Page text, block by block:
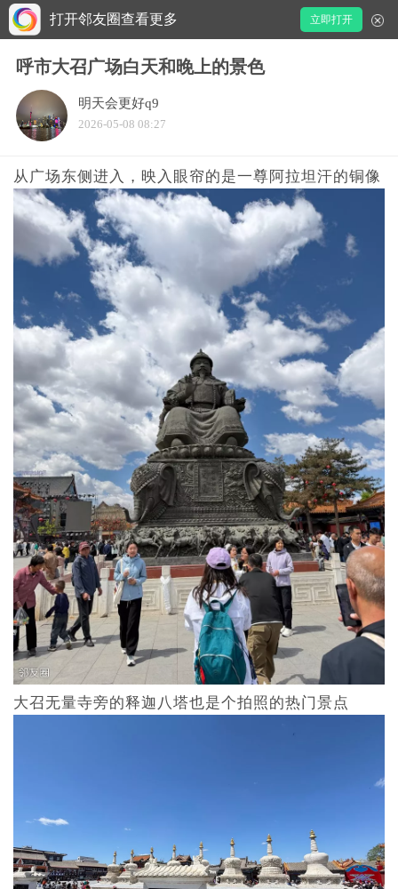
打开邻友圈查看更多 立即打开
呼市大召广场白天和晚上的景色
明天会更好q9
2026-05-08 08:27
从广场东侧进入，映入眼帘的是一尊阿拉坦汗的铜像
大召无量寺旁的释迦八塔也是个拍照的热门景点